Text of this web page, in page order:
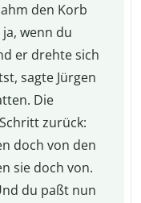
den Korb
wenn du
er drehte sich
sagte Jürgen
Die
zurück:
doch von den
sie doch von.
du paßt nun